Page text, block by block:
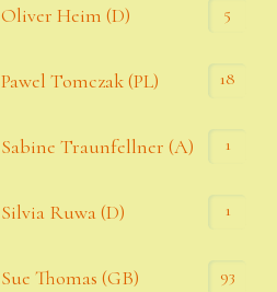
Oliver Heim (D) 5
Pawel Tomczak (PL) 18
Sabine Traunfellner (A) 1
Silvia Ruwa (D) 1
Sue Thomas (GB) 93